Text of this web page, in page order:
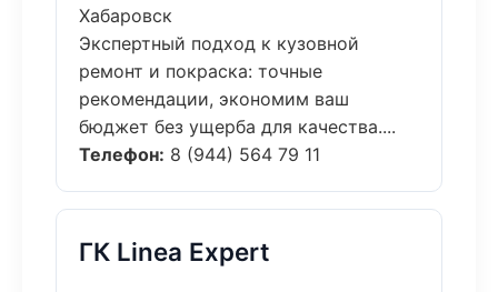
Хабаровск
Экспертный подход к кузовной
ремонт и покраска: точные
рекомендации, экономим ваш
бюджет без ущерба для качества....
Телефон: 8 (944) 564 79 11
ГК Linea Expert